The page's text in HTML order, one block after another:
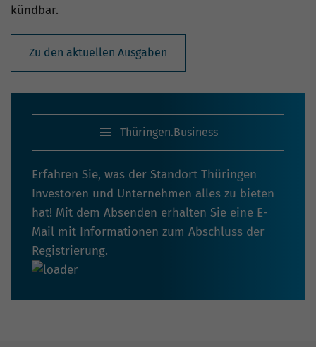
kündbar.
Zu den aktuellen Ausgaben
Thüringen.Business
Erfahren Sie, was der Standort Thüringen
Investoren und Unternehmen alles zu bieten
hat! Mit dem Absenden erhalten Sie eine E-
Mail mit Informationen zum Abschluss der
Registrierung.